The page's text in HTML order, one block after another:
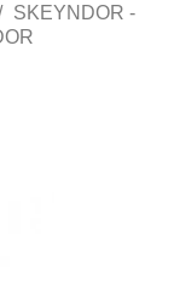
SKEYNDOR -